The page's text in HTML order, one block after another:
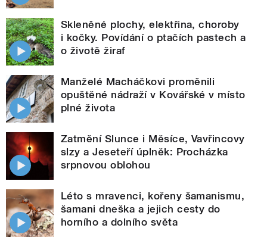
Skleněné plochy, elektřina, choroby
i kočky. Povídání o ptačích pastech a
o životě žiraf
Manželé Macháčkovi proměnili
opuštěné nádraží v Kovářské v místo
plné života
Zatmění Slunce i Měsíce, Vavřincovy
slzy a Jeseteří úplněk: Procházka
srpnovou oblohou
Léto s mravenci, kořeny šamanismu,
šamani dneška a jejich cesty do
horního a dolního světa